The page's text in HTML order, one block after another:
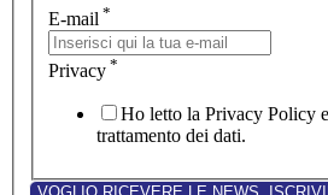
E-mail *
Privacy *
Ho letto la Privacy Policy
trattamento dei dati.